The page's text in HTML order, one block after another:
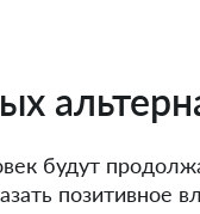
будут
позитивное